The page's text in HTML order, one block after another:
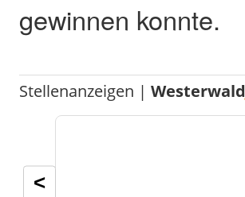
gewinnen konnte.
Stellenanzeigen |Westerwald
<